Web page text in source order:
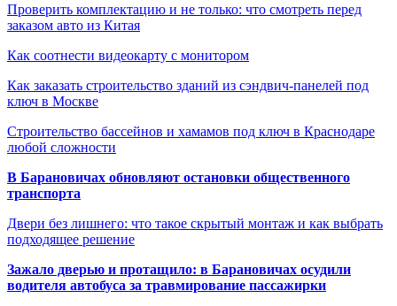
Проверить комплектацию и не только: что смотреть перед
заказом авто из Китая
Как соотнести видеокарту с монитором
Как заказать строительство зданий из сэндвич-панелей под
ключ в Москве
Строительство бассейнов и хамамов под ключ в Краснодаре
любой сложности
В Барановичах обновляют остановки общественного
транспорта
Двери без лишнего: что такое скрытый монтаж и как выбрать
подходящее решение
Зажало дверью и протащило: в Барановичах осудили
водителя автобуса за травмирование пассажирки